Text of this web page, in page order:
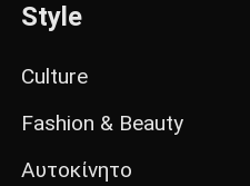
Style
Culture
Fashion & Beauty
Αυτοκίνητο